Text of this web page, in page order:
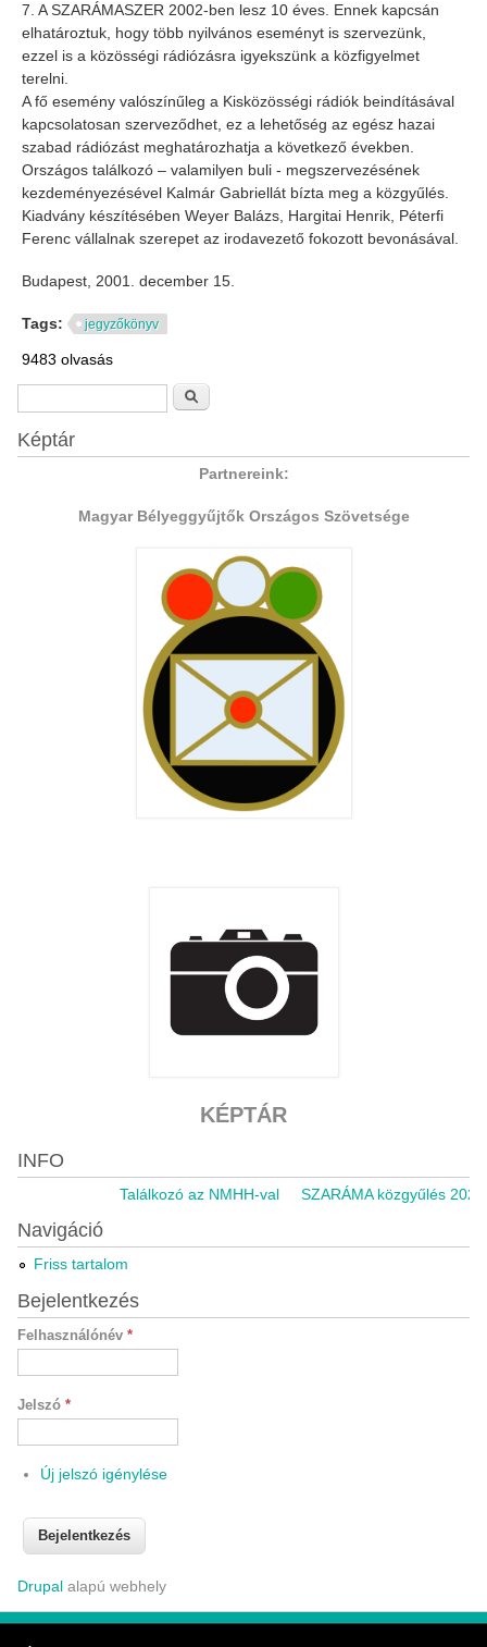
7. A SZARÁMASZER 2002-ben lesz 10 éves. Ennek kapcsán
elhatároztuk, hogy több nyilvános eseményt is szervezünk,
ezzel is a közösségi rádiózásra igyekszünk a közfigyelmet
terelni.
A fő esemény valószínűleg a Kisközösségi rádiók beindításával
kapcsolatosan szerveződhet, ez a lehetőség az egész hazai
szabad rádiózást meghatározhatja a következő években.
Országos találkozó – valamilyen buli - megszervezésének
kezdeményezésével Kalmár Gabriellát bízta meg a közgyűlés.
Kiadvány készítésében Weyer Balázs, Hargitai Henrik, Péterfi
Ferenc vállalnak szerepet az irodavezető fokozott bevonásával.
Budapest, 2001. december 15.
Tags: jegyzőkönyv
9483 olvasás
Keresés űrlap
Képtár
Partnereink:
Magyar Bélyeggyűjtők Országos Szövetsége
KÉPTÁR
INFO
Találkozó az NMHH-val SZARÁMA közgyűlés
Navigáció
Friss tartalom
Bejelentkezés
Felhasználónév *
Jelszó *
Új jelszó igénylése
Drupalalapú webhely